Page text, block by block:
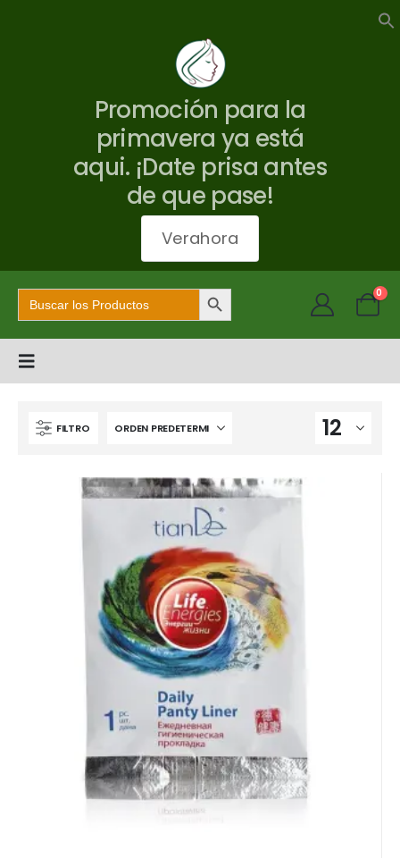
Promoción para la
primavera ya está
aqui. ¡Date prisa antes
de que pase!
Verahora
Buscar: Botón de búsqueda 0
FILTRO